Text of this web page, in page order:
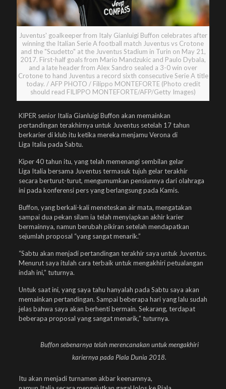
Juventus' goalkeeper from Italy Gianluigi Buffon celebrates after
winning the Italian Serie A football match Juventus vs Crotone
and the "Scudetto" at the Juventus Stadium in Turin on May 21,
2017. First-half goals from Mario Mandzukic and Paulo Dybala,
and a late header from Alex Sandro sealed a 3-0 win over
Crotone to hand Juventus a record sixth consecutive Serie A title
today. / AFP PHOTO / Filippo MONTEFORTE (Photo credit
should read FILIPPO MONTEFORTE/AFP/Getty Images)
KIPER senior Italia Gianluigi Buffon akan memainkan
pertandingan terakhirnya untuk Juventus setelah 17 tahun
berkarier di klub itu ketika mereka menjamu Verona di
Liga Italia pada Sabtu.
Kiper 40 tahun itu, yang telah memenangi sembilan gelar
Liga Italia bersama Juventus termasuk tujuh gelar terakhir
secara berturut-turut, mengumumkan pensiunnya dari olahraga
ini pada konferensi pers yang berlangsung pada Kamis.
Buffon, yang berkali-kali meneteskan air mata, mengatakan
sampai dua pekan silam ia telah menyiapkan akhir karier
bermainnya, namun berubah pikiran setelah mendapatkan
sejumlah proposal “yang sangat menarik.”
“Sabtu akan menjadi pertandingan terakhir saya untuk Juventus.
Menurut saya itulah cara terbaik untuk mengakhiri petualangan
indah ini,” tuturnya.
Untuk saat ini, yang saya tahu hanyalah pada Sabtu saya akan
memainkan pertandingan. Sampai beberapa hari yang lalu sudah
jelas bahwa saya akan berhenti bermain. Sekarang, terdapat
beberapa proposal yang sangat menarik,” tuturnya.
Buffon sebenarnya telah merencanakan untuk mengakhiri
kariernya pada Piala Dunia 2018.
Itu akan menjadi turnamen akbar keenamnya,